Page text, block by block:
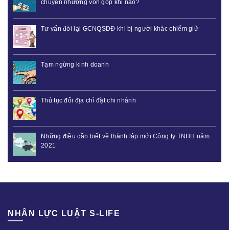
chuyển nhượng vốn góp khi nào?
Tư vấn đòi lại GCNQSDĐ khi bị người khác chiếm giữ
Tạm ngừng kinh doanh
Thủ tục đổi địa chỉ đặt chi nhánh
Những điều cần biết về thành lập mới Công ty TNHH năm
2021
NHÂN LỰC LUẬT S-LIFE